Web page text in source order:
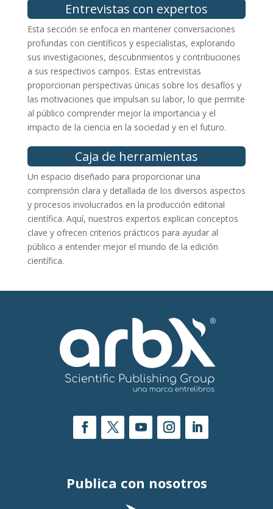
Entrevistas con expertos
Esta sección se enfoca en mantener conversaciones
profundas con científicos y especialistas, explorando
sus investigaciones, descubrimientos y contribuciones
a sus respectivos campos. Estas entrevistas
proporcionan perspectivas únicas sobre los desafíos y
las motivaciones que impulsan su labor, lo que permite
al público comprender mejor la importancia y el
impacto de la ciencia en la sociedad y en el futuro.
Caja de herramientas
Un espacio diseñado para proporcionar una
comprensión clara y detallada de los diversos aspectos
y procesos involucrados en la producción editorial
científica. Aquí, nuestros expertos explican conceptos
clave y ofrecen criterios prácticos para ayudar al
público a entender mejor el mundo de la edición
científica.
Publica con nosotros